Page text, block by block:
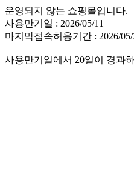
운영되지 않는 쇼핑몰입니다.
사용만기일 : 2026/05/11
마지막접속허용기간 : 2026/05/
사용만기일에서 20일이 경과